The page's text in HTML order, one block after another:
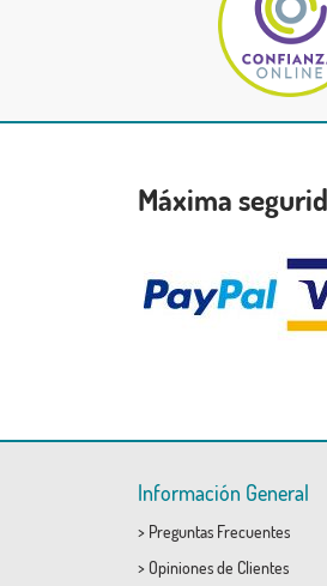
Máxima
Información General
> Preguntas Frecuentes
> Opiniones de Clientes